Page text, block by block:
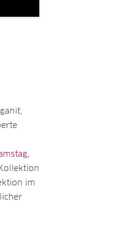
im